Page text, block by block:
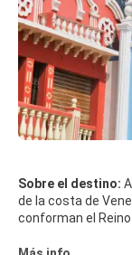
Sobre el destino:
de la costa de
conforman el